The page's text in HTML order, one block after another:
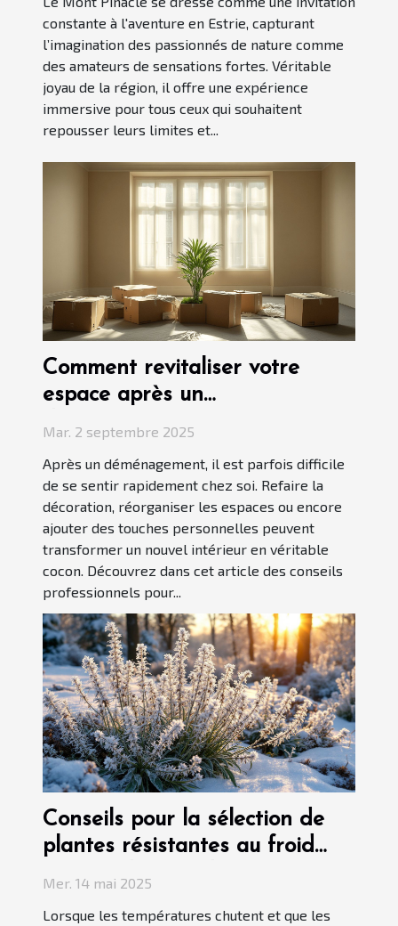
constante à l'aventure en Estrie, capturant
l’imagination des passionnés de nature comme
des amateurs de sensations fortes. Véritable
joyau de la région, il offre une expérience
immersive pour tous ceux qui souhaitent
repousser leurs limites et...
Comment revitaliser votre
espace après un
Mar. 2 septembre 2025
Après un déménagement, il est parfois difficile
de se sentir rapidement chez soi. Refaire la
décoration, réorganiser les espaces ou encore
ajouter des touches personnelles peuvent
transformer un nouvel intérieur en véritable
cocon. Découvrez dans cet article des conseils
professionnels pour...
Conseils pour la sélection de
plantes résistantes au froid
Mer. 14 mai 2025
Lorsque les températures chutent et que les